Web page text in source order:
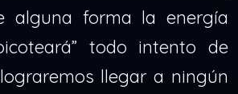
alguna forma la energía
todo intento de
llegar a ningún